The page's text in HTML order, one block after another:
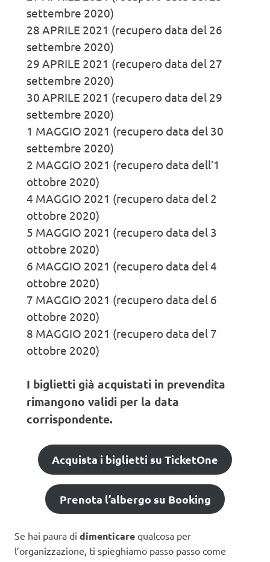
settembre 2020)
28 APRILE 2021 (recupero data del 26
settembre 2020)
29 APRILE 2021 (recupero data del 27
settembre 2020)
30 APRILE 2021 (recupero data del 29
settembre 2020)
1 MAGGIO 2021 (recupero data del 30
settembre 2020)
2 MAGGIO 2021 (recupero data dell’1
ottobre 2020)
4 MAGGIO 2021 (recupero data del 2
ottobre 2020)
5 MAGGIO 2021 (recupero data del 3
ottobre 2020)
6 MAGGIO 2021 (recupero data del 4
ottobre 2020)
7 MAGGIO 2021 (recupero data del 6
ottobre 2020)
8 MAGGIO 2021 (recupero data del 7
ottobre 2020)
I biglietti già acquistati in prevendita
rimangono validi per la data
corrispondente.
Acquista i biglietti su TicketOne
Prenota l’albergo su Booking
Se hai paura di dimenticare qualcosa per
l’organizzazione, ti spieghiamo passo passo come